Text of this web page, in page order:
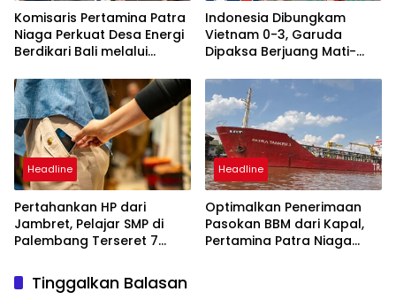
Komisaris Pertamina Patra
Niaga Perkuat Desa Energi
Berdikari Bali melalui
untuk Petani
Indonesia Dibungkam
Vietnam 0-3, Garuda
Dipaksa Berjuang Mati-
Semifinal ASEAN Hyundai
Cup 2026
Headline
Pertahankan HP dari
Jambret, Pelajar SMP di
Palembang Terseret 7
Ditusuk
Headline
Optimalkan Penerimaan
Pasokan BBM dari Kapal,
Pertamina Patra Niaga
Tinggalkan Balasan